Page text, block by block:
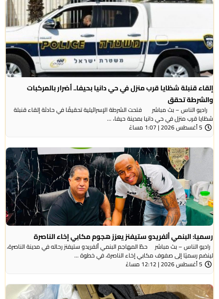
إلقاء قنبلة شظايا قرب منزل في حي دانيا بحيفا.. أضرار بالمركبات
والشرطة تحقق
راديو الناس – بث مباشر فتحت الشرطة الإسرائيلية تحقيقًا في حادثة إلقاء قنبلة
شظايا قرب منزل في حي دانيا بمدينة حيفا، ...
5 أغسطس 2026 | 1:07 مساءً
رسميا: البنمي ألفريدو ستيفنز يعزز هجوم مكابي إخاء الناصرة
راديو الناس – بث مباشر حطّ المهاجم البنمي ألفريدو ستيفنز رحاله في مدينة الناصرة،
لينضم رسميًا إلى صفوف مكابي إخاء الناصرة، في خطوة ...
5 أغسطس 2026 | 12:12 مساءً